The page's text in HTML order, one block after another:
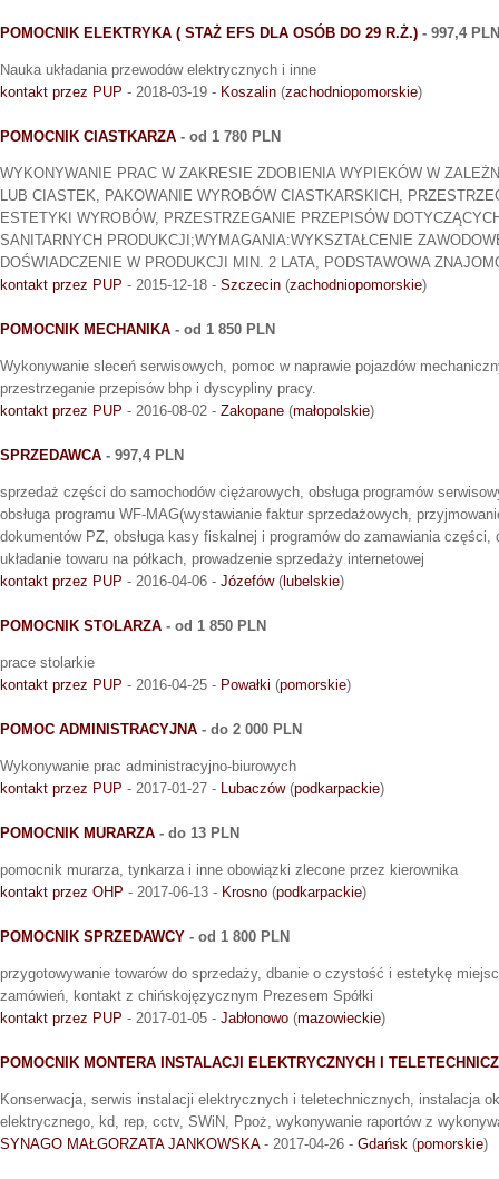
POMOCNIK ELEKTRYKA ( STAŻ EFS DLA OSÓB DO 29 R.Ż.) - 997,4 PLN
Nauka układania przewodów elektrycznych i inne
kontakt przez PUP - 2018-03-19 - Koszalin (zachodniopomorskie)
POMOCNIK CIASTKARZA - od 1 780 PLN
WYKONYWANIE PRAC W ZAKRESIE ZDOBIENIA WYPIEKÓW W
LUB CIASTEK, PAKOWANIE WYROBÓW CIASTKARSKICH,
ESTETYKI WYROBÓW, PRZESTRZEGANIE PRZEPISÓW
SANITARNYCH PRODUKCJI;WYMAGANIA:WYKSZTAŁCENIE
DOŚWIADCZENIE W PRODUKCJI MIN. 2 LATA, PODSTAWOWA
kontakt przez PUP - 2015-12-18 - Szczecin (zachodniopomorskie)
POMOCNIK MECHANIKA - od 1 850 PLN
Wykonywanie sleceń serwisowych, pomoc w naprawie pojazdów
przestrzeganie przepisów bhp i dyscypliny pracy.
kontakt przez PUP - 2016-08-02 - Zakopane (małopolskie)
SPRZEDAWCA - 997,4 PLN
sprzedaż części do samochodów ciężarowych, obsługa programów
obsługa programu WF-MAG(wystawianie faktur sprzedażowych,
dokumentów PZ, obsługa kasy fiskalnej i programów do zamawiania
układanie towaru na półkach, prowadzenie sprzedaży internetowej
kontakt przez PUP - 2016-04-06 - Józefów( lubelskie)
POMOCNIK STOLARZA - od 1 850 PLN
prace stolarkie
kontakt przez PUP - 2016-04-25 - Powałki (pomorskie)
POMOC ADMINISTRACYJNA - do 2 000 PLN
Wykonywanie prac administracyjno-biurowych
kontakt przez PUP - 2017-01-27 - Lubaczów(podkarpackie)
POMOCNIK MURARZA - do 13 PLN
pomocnik murarza, tynkarza i inne obowiązki zlecone przez kierownika
kontakt przez OHP - 2017-06-13 - Krosno (podkarpackie)
POMOCNIK SPRZEDAWCY - od 1 800 PLN
przygotowywanie towarów do sprzedaży, dbanie o czystość i estetykę
zamówień, kontakt z chińskojęzycznym Prezesem Spółki
kontakt przez PUP - 2017-01-05 - Jabłonowo (mazowieckie)
POMOCNIK MONTERA INSTALACJI ELEKTRYCZNYCH I
Konserwacja, serwis instalacji elektrycznych i teletechnicznych, instalacja
elektrycznego, kd, rep, cctv, SWiN, Ppoż, wykonywanie raportów z
SYNAGO MAŁGORZATA JANKOWSKA- 2017-04-26 - Gdańsk (pomorskie)